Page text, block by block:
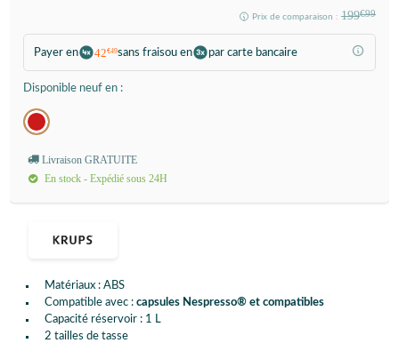
Matériaux : ABS
Compatible avec : capsules Nespresso® et compatibles
Capacité réservoir : 1 L
2 tailles de tasse
Prix de comparaison : 199€99
Payer en 42€49sans fraisou en par carte bancaire
Disponible neuf en :
Livraison GRATUITE
En stock - Expédié sous 24H